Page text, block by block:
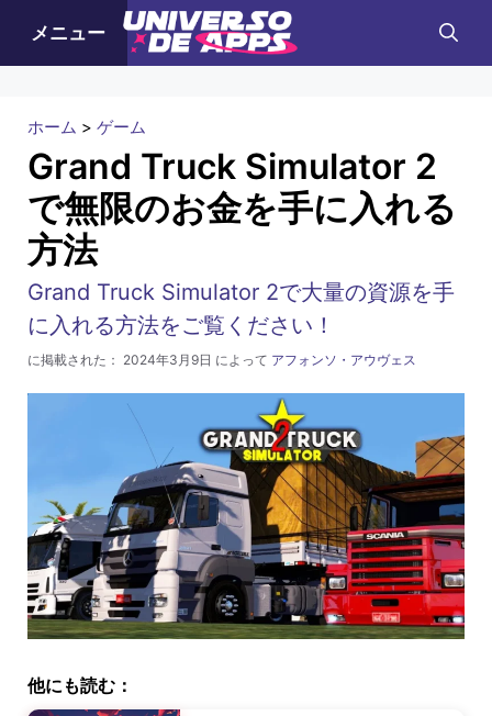
メニュー
ホーム > ゲーム
Grand Truck Simulator 2
で無限のお金を手に入れる
方法
Grand Truck Simulator 2で大量の資源を手
に入れる方法をご覧ください！
に掲載された： 2024年3月9日 によって アフォンソ・アウヴェス
他にも読む：